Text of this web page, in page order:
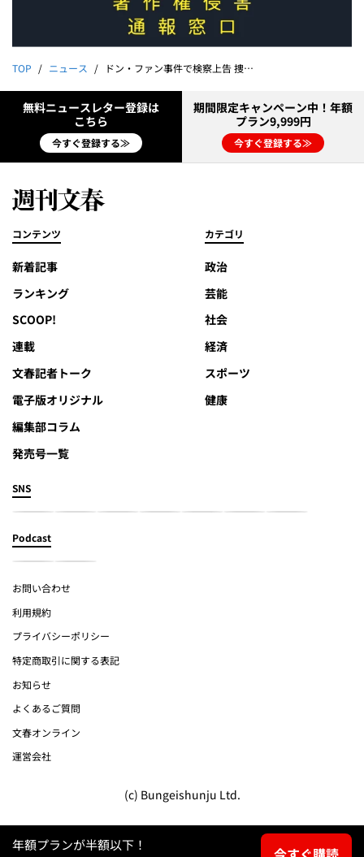
TOP ニュース ドン・ファン事件で検察上告 捜査幹部が恐れる元妻の暴露「私、女に嫌われるタイプの人間って自覚してるから…」
無料ニュースレター登録は
こちら
今すぐ登録する≫
期間限定キャンペーン中！年額
プラン9,999円
今すぐ登録する≫
コンテンツ
新着記事
ランキング
SCOOP!
連載
文春記者トーク
電子版オリジナル
編集部コラム
発売号一覧
カテゴリ
政治
芸能
社会
経済
スポーツ
健康
SNS
Podcast
お問い合わせ
利用規約
プライバシーポリシー
特定商取引に関する表記
お知らせ
よくあるご質問
文春オンライン
運営会社
(c) Bungeishunju Ltd.
年額プランが半額以下！